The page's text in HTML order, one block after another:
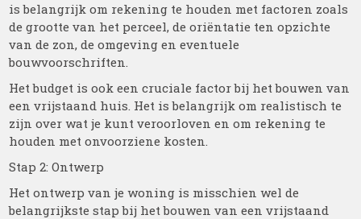
is belangrijk om rekening te houden met factoren zoals
de grootte van het perceel, de oriëntatie ten opzichte
van de zon, de omgeving en eventuele
bouwvoorschriften.
Het budget is ook een cruciale factor bij het bouwen van
een vrijstaand huis. Het is belangrijk om realistisch te
zijn over wat je kunt veroorloven en om rekening te
houden met onvoorziene kosten.
Stap 2: Ontwerp
Het ontwerp van je woning is misschien wel de
belangrijkste stap bij het bouwen van een vrijstaand